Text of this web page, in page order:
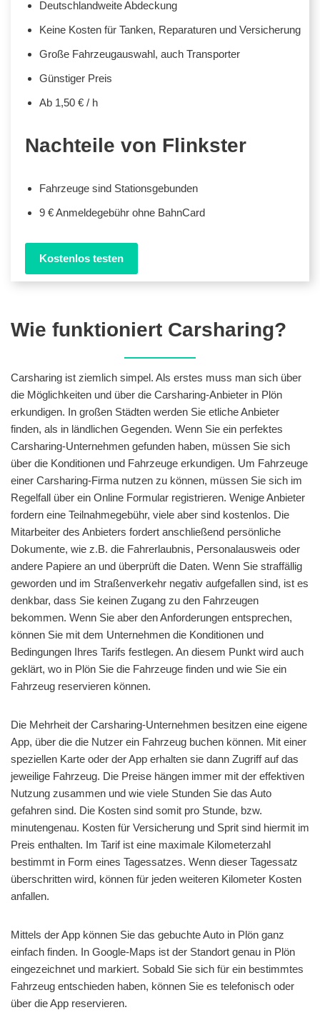
Deutschlandweite Abdeckung
Keine Kosten für Tanken, Reparaturen und Versicherung
Große Fahrzeugauswahl, auch Transporter
Günstiger Preis
Ab 1,50 € / h
Nachteile von Flinkster
Fahrzeuge sind Stationsgebunden
9 € Anmeldegebühr ohne BahnCard
Kostenlos testen
Wie funktioniert Carsharing?
Carsharing ist ziemlich simpel. Als erstes muss man sich über
die Möglichkeiten und über die Carsharing-Anbieter in Plön
erkundigen. In großen Städten werden Sie etliche Anbieter
finden, als in ländlichen Gegenden. Wenn Sie ein perfektes
Carsharing-Unternehmen gefunden haben, müssen Sie sich
über die Konditionen und Fahrzeuge erkundigen. Um Fahrzeuge
einer Carsharing-Firma nutzen zu können, müssen Sie sich im
Regelfall über ein Online Formular registrieren. Wenige Anbieter
fordern eine Teilnahmegebühr, viele aber sind kostenlos. Die
Mitarbeiter des Anbieters fordert anschließend persönliche
Dokumente, wie z.B. die Fahrerlaubnis, Personalausweis oder
andere Papiere an und überprüft die Daten. Wenn Sie straffällig
geworden und im Straßenverkehr negativ aufgefallen sind, ist es
denkbar, dass Sie keinen Zugang zu den Fahrzeugen
bekommen. Wenn Sie aber den Anforderungen entsprechen,
können Sie mit dem Unternehmen die Konditionen und
Bedingungen Ihres Tarifs festlegen. An diesem Punkt wird auch
geklärt, wo in Plön Sie die Fahrzeuge finden und wie Sie ein
Fahrzeug reservieren können.
Die Mehrheit der Carsharing-Unternehmen besitzen eine eigene
App, über die die Nutzer ein Fahrzeug buchen können. Mit einer
speziellen Karte oder der App erhalten sie dann Zugriff auf das
jeweilige Fahrzeug. Die Preise hängen immer mit der effektiven
Nutzung zusammen und wie viele Stunden Sie das Auto
gefahren sind. Die Kosten sind somit pro Stunde, bzw.
minutengenau. Kosten für Versicherung und Sprit sind hiermit im
Preis enthalten. Im Tarif ist eine maximale Kilometerzahl
bestimmt in Form eines Tagessatzes. Wenn dieser Tagessatz
überschritten wird, können für jeden weiteren Kilometer Kosten
anfallen.
Mittels der App können Sie das gebuchte Auto in Plön ganz
einfach finden. In Google-Maps ist der Standort genau in Plön
eingezeichnet und markiert. Sobald Sie sich für ein bestimmtes
Fahrzeug entschieden haben, können Sie es telefonisch oder
über die App reservieren.